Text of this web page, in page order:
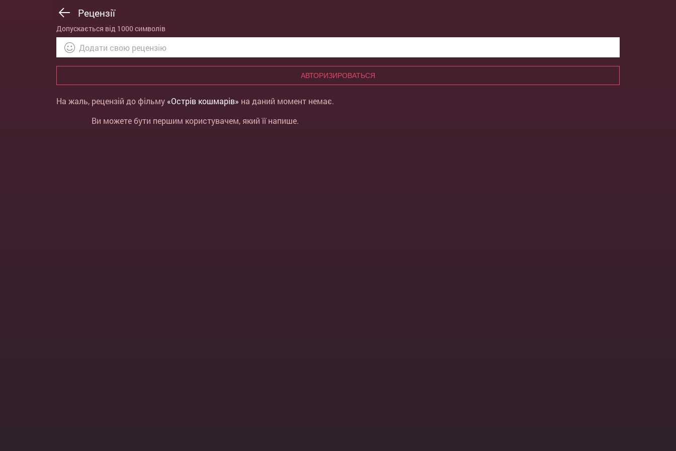
Рецензії
Допускається від 1000 символів
АВТОРИЗИРОВАТЬСЯ
На жаль, рецензій до фільму «Острів кошмарів» на даний момент немає.
Ви можете бути першим користувачем, який її напише.